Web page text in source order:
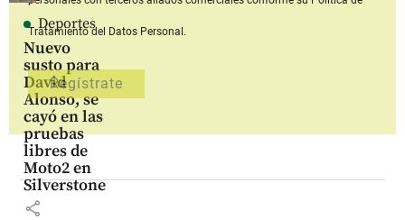
Deportes
Nuevo
susto para
David
Alonso, se
cayó en las
pruebas
libres de
Moto2 en
Silverstone
share
Tratamiento del Datos Personal.